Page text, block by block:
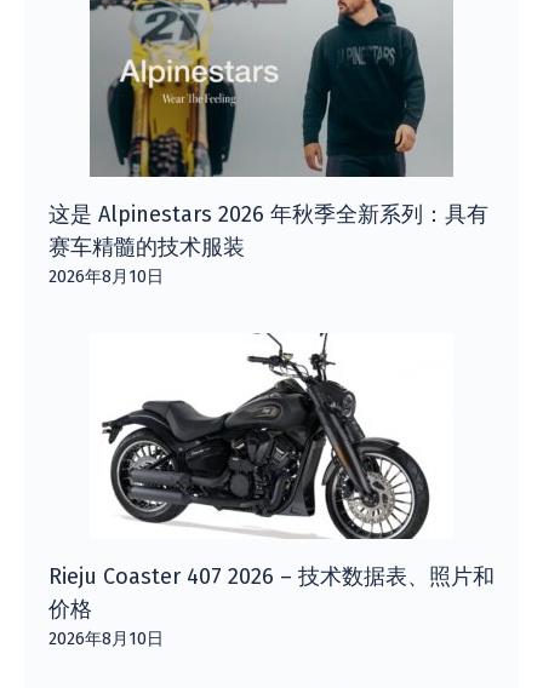
这是 Alpinestars 2026 年秋季全新系列：具有
赛车精髓的技术服装
2026年8月10日
Rieju Coaster 407 2026 – 技术数据表、照片和
价格
2026年8月10日